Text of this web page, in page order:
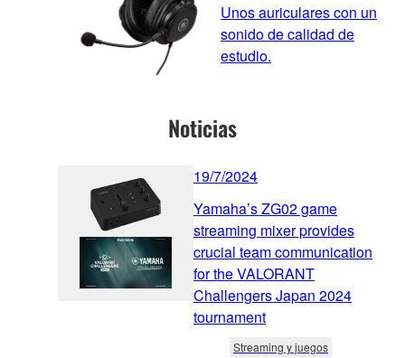
Unos auriculares con un
sonido de calidad de
estudio.
Noticias
19/7/2024
Yamaha’s ZG02 game
streaming mixer provides
crucial team communication
for the VALORANT
Challengers Japan 2024
tournament
Streaming y juegos